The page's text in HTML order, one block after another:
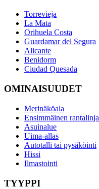
Torrevieja
La Mata
Orihuela Costa
Guardamar del Segura
Alicante
Benidorm
Ciudad Quesada
OMINAISUUDET
Merinäköala
Ensimmäinen rantalinja
Asuinalue
Uima-allas
Autotalli tai pysäköinti
Hissi
Ilmastointi
TYYPPI